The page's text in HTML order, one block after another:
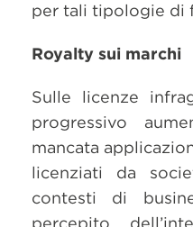
per tali tipologie di
Royalty sui marchi
Sulle licenze
progressivo
mancata
licenziati da
contesti di
percepito